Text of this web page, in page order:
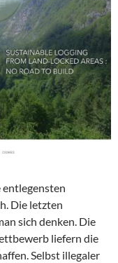
entlegensten
Die letzten
sich denken. Die
liefern die
Selbst illegaler